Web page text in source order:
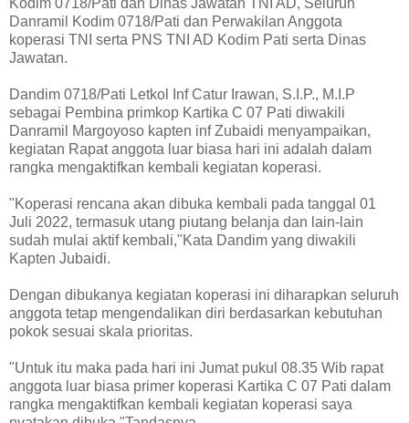
Kodim 0718/Pati dan Dinas Jawatan TNI AD, Seluruh
Danramil Kodim 0718/Pati dan Perwakilan Anggota
koperasi TNI serta PNS TNI AD Kodim Pati serta Dinas
Jawatan.
Dandim 0718/Pati Letkol Inf Catur Irawan, S.I.P., M.I.P
sebagai Pembina primkop Kartika C 07 Pati diwakili
Danramil Margoyoso kapten inf Zubaidi menyampaikan,
kegiatan Rapat anggota luar biasa hari ini adalah dalam
rangka mengaktifkan kembali kegiatan koperasi.
"Koperasi rencana akan dibuka kembali pada tanggal 01
Juli 2022, termasuk utang piutang belanja dan lain-lain
sudah mulai aktif kembali,"Kata Dandim yang diwakili
Kapten Jubaidi.
Dengan dibukanya kegiatan koperasi ini diharapkan seluruh
anggota tetap mengendalikan diri berdasarkan kebutuhan
pokok sesuai skala prioritas.
"Untuk itu maka pada hari ini Jumat pukul 08.35 Wib rapat
anggota luar biasa primer koperasi Kartika C 07 Pati dalam
rangka mengaktifkan kembali kegiatan koperasi saya